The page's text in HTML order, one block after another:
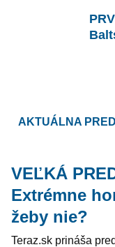
AKTUÁLNA
VEĽKÁ
Extrémne
žeby nie?
Teraz.sk prináša